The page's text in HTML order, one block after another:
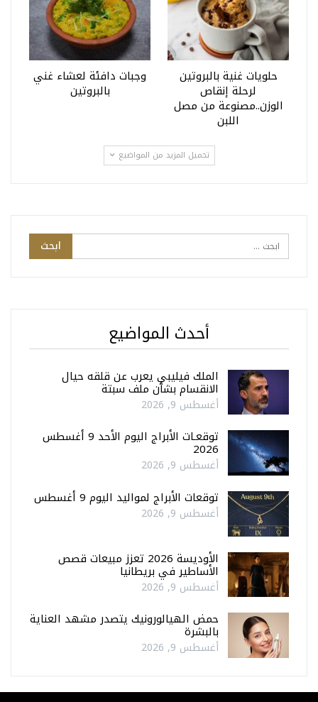
حلويات غنية بالبروتين
لرحلة إنقاص
الوزن..مصنوعة من مصل
اللبن
وجبات دافئة لعشاء غني
بالبروتين
تحميل المزيد من المواضيع
أحدث المواضيع
الملك فيليبي يعرب عن قلقه حيال
الانقسام بشأن ملف سبتة
أغسطس 9, 2026
توقعـات الأبراج اليوم الأحد 9 أغسطس
2026
أغسطس 9, 2026
توقعات الأبراج لمواليد اليوم 9 أغسطس
أغسطس 9, 2026
الأوديسة 2026 تعزز مبيعات قصص
الأساطير في بريطانيا
أغسطس 9, 2026
حمض الهيالورونيك يتصدر مشهد العناية
بالبشرة
أغسطس 9, 2026